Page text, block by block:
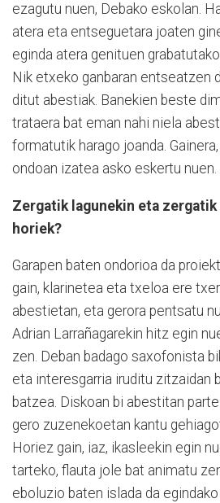
ezagutu nuen, Debako eskolan.
atera eta entseguetara joaten
eginda atera genituen
Nik etxeko ganbaran entseatzen
ditut abestiak. Banekien beste
trataera bat eman nahi niela
formatutik harago joanda.
ondoan izatea asko eskertu nuen.
Zergatik lagunekin eta
horiek?
Garapen baten ondorioa da
gain, klarinetea eta txeloa ere
abestietan, eta gerora pentsatu
Adrian Larrañagarekin hitz egin
zen. Deban badago saxofonista
eta interesgarria iruditu zitzaidan
batzea. Diskoan bi abestitan
gero zuzenekoetan kantu
Horiez gain, iaz, ikasleekin egin
tarteko, flauta jole bat animatu
eboluzio baten islada da